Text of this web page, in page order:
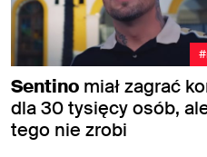
Sentino miał zagrać
dla 30 tysięcy osób,
tego nie zrobi